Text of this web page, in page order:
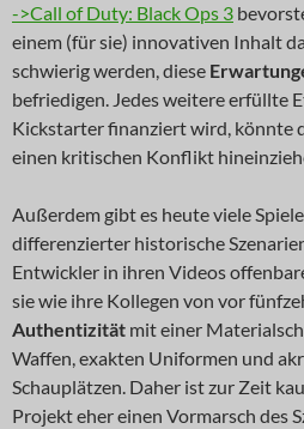
->Call of Duty: Black Ops 3
einem (für sie) innovativen Inhalt
schwierig werden, diese
befriedigen. Jedes weitere erfüllte
Kickstarter finanziert wird, könnte
einen kritischen Konflikt
Außerdem gibt es heute viele
differenzierter historische
Entwickler in ihren Videos
sie wie ihre Kollegen von vor
Authentizität mit einer
Waffen, exakten Uniformen und
Schauplätzen. Daher ist zur Zeit
Projekt eher einen Vormarsch des